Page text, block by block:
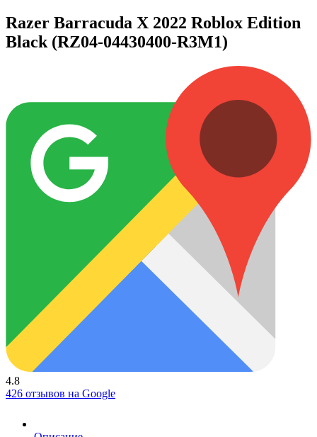
Razer Barracuda X 2022 Roblox Edition
Black (RZ04-04430400-R3M1)
4.8
426 отзывов на Google